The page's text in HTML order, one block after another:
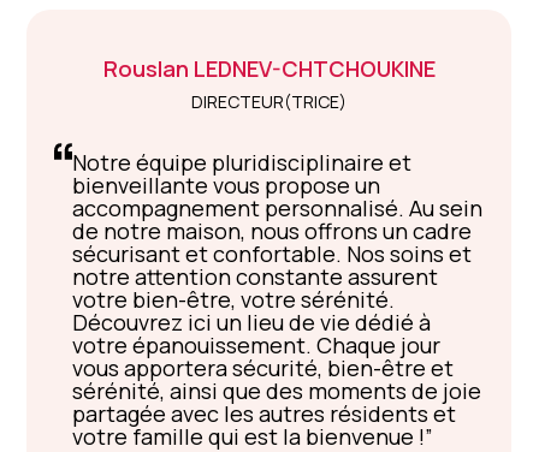
Rouslan LEDNEV-CHTCHOUKINE
DIRECTEUR(TRICE)
Notre équipe pluridisciplinaire et
bienveillante vous propose un
accompagnement personnalisé. Au sein
de notre maison, nous offrons un cadre
sécurisant et confortable. Nos soins et
notre attention constante assurent
votre bien-être, votre sérénité.
Découvrez ici un lieu de vie dédié à
votre épanouissement. Chaque jour
vous apportera sécurité, bien-être et
sérénité, ainsi que des moments de joie
partagée avec les autres résidents et
votre famille qui est la bienvenue !